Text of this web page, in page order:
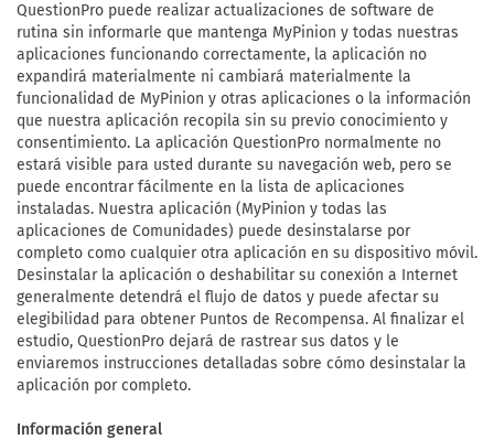
QuestionPro puede realizar actualizaciones de software de
rutina sin informarle que mantenga MyPinion y todas nuestras
aplicaciones funcionando correctamente, la aplicación no
expandirá materialmente ni cambiará materialmente la
funcionalidad de MyPinion y otras aplicaciones o la información
que nuestra aplicación recopila sin su previo conocimiento y
consentimiento. La aplicación QuestionPro normalmente no
estará visible para usted durante su navegación web, pero se
puede encontrar fácilmente en la lista de aplicaciones
instaladas. Nuestra aplicación (MyPinion y todas las
aplicaciones de Comunidades) puede desinstalarse por
completo como cualquier otra aplicación en su dispositivo móvil.
Desinstalar la aplicación o deshabilitar su conexión a Internet
generalmente detendrá el flujo de datos y puede afectar su
elegibilidad para obtener Puntos de Recompensa. Al finalizar el
estudio, QuestionPro dejará de rastrear sus datos y le
enviaremos instrucciones detalladas sobre cómo desinstalar la
aplicación por completo.
Información general